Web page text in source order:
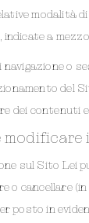
modalità di
a
navigazione o
del
dei contenuti
modificare
sul Sito Lei
o cancellare
posto in